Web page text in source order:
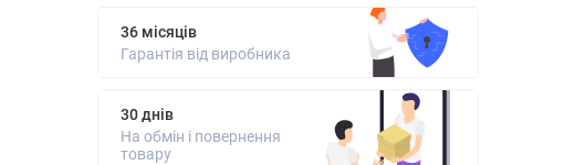
36 місяців
Гарантія від виробника
30 днів
На обмін і повернення
товару